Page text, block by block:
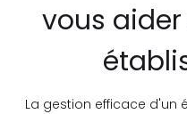
vous
La gestion efficace d'un